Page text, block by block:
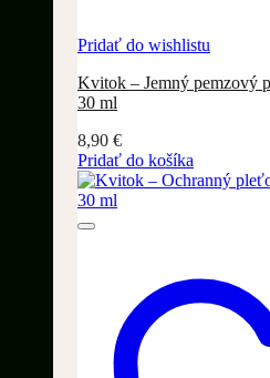
Pridať do wishlistu
Kvitok – Jemný pemzový
30 ml
8,90 €
Pridať do košíka